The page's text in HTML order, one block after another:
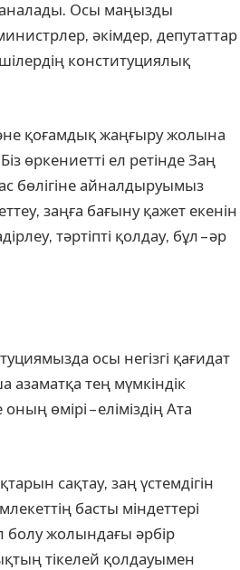
саналады. Осы маңызды
әкімдер, депутаттар
конституциялық
қоғамдық жаңғыру жолына
өркениетті ел ретінде Заң
бөлігіне айналдыруымыз
заңға бағыну қажет екенін
тәртіпті қолдау, бұл – әр
осы негізгі қағидат
тең мүмкіндік
өмірі – еліміздің Ата
сақтау, заң үстемдігін
басты міндеттері
болу жолындағы әрбір
тікелей қолдауымен